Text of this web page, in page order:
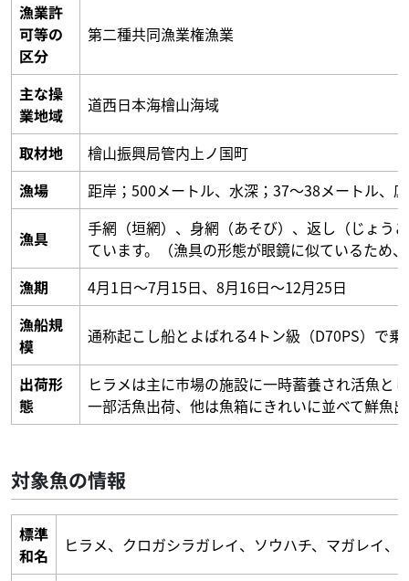
漁業許
可等の
区分
第二種共同漁業権漁業
主な操
業地域
道西日本海檜山海域
取材地
檜山振興局管内上ノ国町
漁場
距岸；500メートル、水深；37～38メートル、
漁具
手網（垣網）、身網（あそび）、返し（じょう
ています。（漁具の形態が眼鏡に似ているため
漁期
4月1日～7月15日、8月16日～12月25日
漁船規
模
通称起こし船とよばれる4トン級（D70PS）で
出荷形
態
ヒラメは主に市場の施設に一時蓄養され活魚と
一部活魚出荷、他は魚箱にきれいに並べて鮮魚
対象魚の情報
標準
和名
ヒラメ、クロガシラガレイ、ソウハチ、マガレイ、